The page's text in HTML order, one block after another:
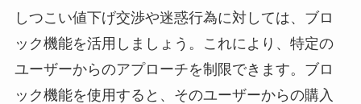
しつこい値下げ交渉や迷惑行為に対しては、ブロ
ック機能を活用しましょう。これにより、特定の
ユーザーからのアプローチを制限できます。ブロ
ック機能を使用すると、そのユーザーからの購入